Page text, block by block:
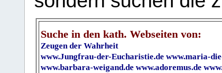
Suche in den kath. Webseiten von:
Zeugen der Wahrheit
www.Jungfrau-der-Eucharistie.de www.maria-
www.barbara-weigand.de www.adoremus.de